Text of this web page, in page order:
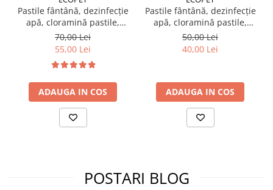
Pastile fântână, dezinfecție
apă, cloramină pastile,
Clorom 200 comprimate
70,00 Lei
55,00 Lei
ADAUGA IN COS
Pastile fântână, dezinfecție
apă, cloramină pastile,
Clorom 50 comprimate
50,00 Lei
40,00 Lei
ADAUGA IN COS
POSTARI BLOG